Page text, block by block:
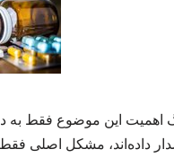
اهمیت این موضوع فقط به
داده‌اند، مشکل اصلی